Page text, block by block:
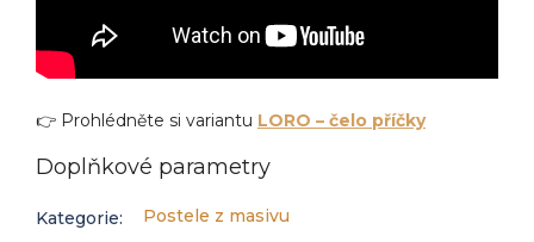
👉 Prohlédněte si variantu LORO – čelo příčky
Doplňkové parametry
Kategorie:
Postele z masivu